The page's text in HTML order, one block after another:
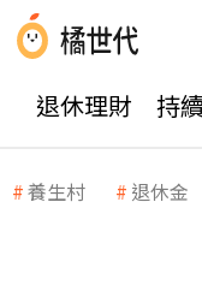
退休理財 持
養生村 退休金